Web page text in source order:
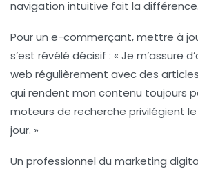
navigation intuitive fait la
Pour un e-commerçant, mettre à
s’est révélé décisif : « Je m’assure
web régulièrement avec des
qui rendent mon contenu toujours
moteurs de recherche privilégient
jour. »
Un professionnel du marketing